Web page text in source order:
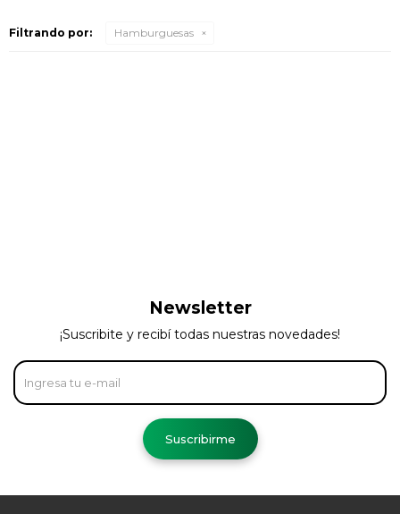
Filtrando por: Hamburguesas
Newsletter
¡Suscribite y recibí todas nuestras novedades!
Suscribirme